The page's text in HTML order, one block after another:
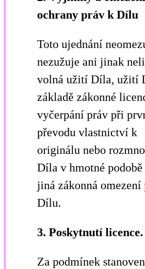
ochrany práv k Dílu
Toto ujednání
nezužuje ani jinak
volná užití Díla, užití
základě zákonné
vyčerpání práv při
převodu vlastnictví k
originálu nebo
Díla v hmotné podobě
jiná zákonná omezení
Dílu.
3. Poskytnutí licence.
Za podmínek